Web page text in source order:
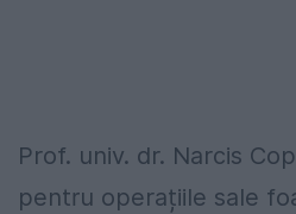
Prof. univ. dr. Narcis
pentru operațiile sale